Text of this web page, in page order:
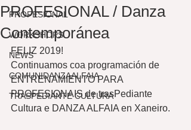
PROFESIONAL
WORKSHOPS
NEWS
COMUNIDANZAALFAIA
TRASPEDIANTE CULTURA
PROFESIONAL / Danza
Contemporánea
FELIZ 2019!
Continuamos coa programación de
ENTRENAMIENTO PARA
PROFESIONAIS de trasPediante
Cultura e DANZA ALFAIA en Xaneiro.